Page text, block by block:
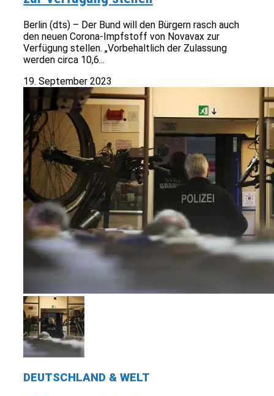
Berlin (dts) – Der Bund will den Bürgern rasch auch
den neuen Corona-Impfstoff von Novavax zur
Verfügung stellen. „Vorbehaltlich der Zulassung
werden circa 10,6...
19. September 2023
DEUTSCHLAND & WELT